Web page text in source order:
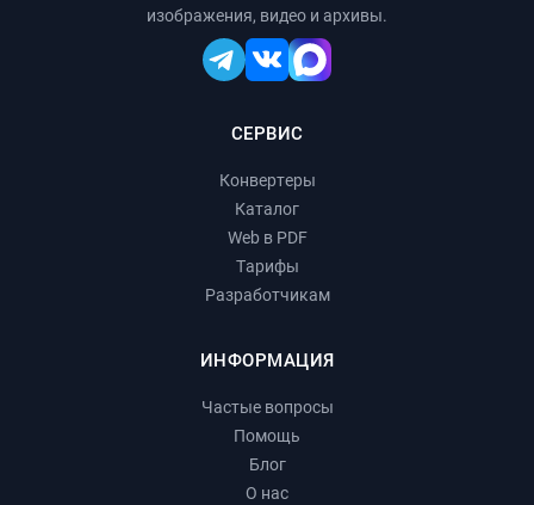
изображения, видео и архивы.
СЕРВИС
Конвертеры
Каталог
Web в PDF
Тарифы
Разработчикам
ИНФОРМАЦИЯ
Частые вопросы
Помощь
Блог
О нас